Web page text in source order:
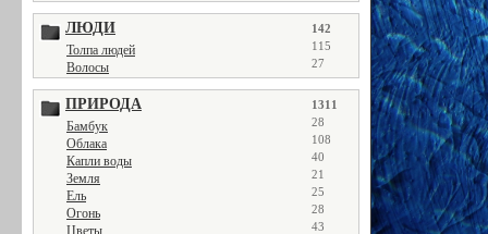
ЛЮДИ 142
Толпа людей 115
Волосы 27
ПРИРОДА 1311
Бамбук 28
Облака 108
Капли воды 40
Земля 21
Ель 25
Огонь 28
Цветы 43